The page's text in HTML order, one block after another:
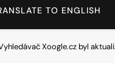
TO ENGLISH
Xoogle.cz byl